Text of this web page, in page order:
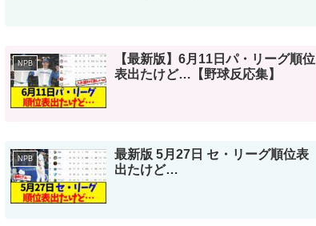
NPB
【最新版】6月11日パ・リーグ順位
表出たけど…【野球反応集】
NPB
最新版 5月27日 セ・リーグ順位表
出たけど…